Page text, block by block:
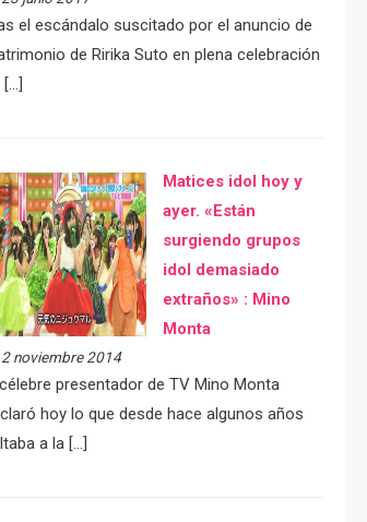
el escándalo suscitado por el anuncio de
de Ririka Suto en plena celebración
[…]
Matices idol hoy y
ayer. «Están
surgiendo grupos
idol demasiado
extraños» : Mino
Monta
2 noviembre 2014
presentador de TV Mino Monta
hoy lo que desde hace algunos años
a la […]